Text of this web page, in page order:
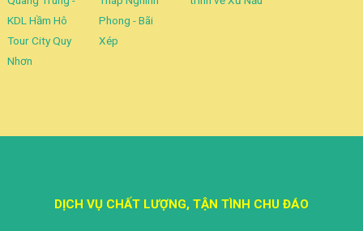
KDL Hầm Hô
Tour City Quy
Nhơn
Phong - Bãi
Xép
DỊCH VỤ CHẤT LƯỢNG, TẬN TÌNH CHU ĐÁO